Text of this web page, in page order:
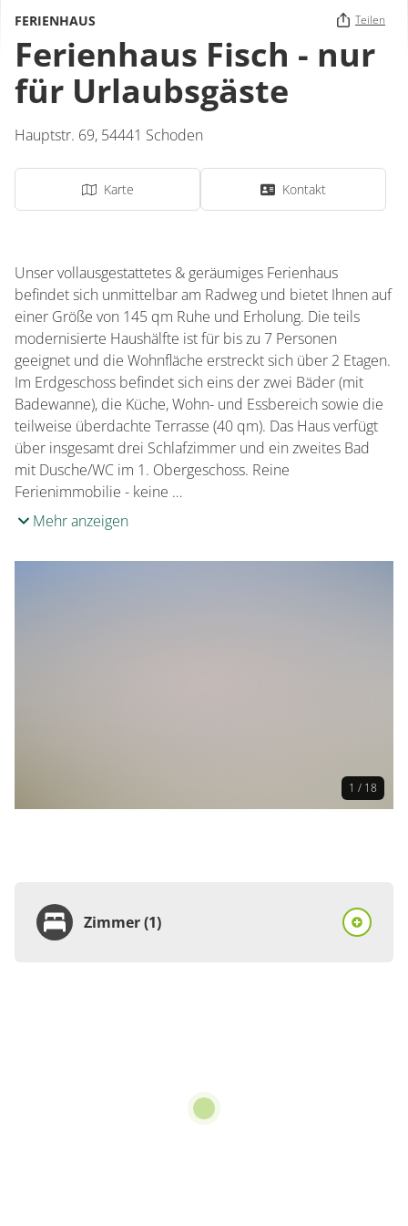
FERIENHAUS Teilen
Ferienhaus Fisch - nur
für Urlaubsgäste
Hauptstr. 69, 54441 Schoden
Karte Kontakt
Unser vollausgestattetes & geräumiges Ferienhaus
befindet sich unmittelbar am Radweg und bietet Ihnen auf
einer Größe von 145 qm Ruhe und Erholung. Die teils
modernisierte Haushälfte ist für bis zu 7 Personen
geeignet und die Wohnfläche erstreckt sich über 2 Etagen.
Im Erdgeschoss befindet sich eins der zwei Bäder (mit
Badewanne), die Küche, Wohn- und Essbereich sowie die
teilweise überdachte Terrasse (40 qm). Das Haus verfügt
über insgesamt drei Schlafzimmer und ein zweites Bad
mit Dusche/WC im 1. Obergeschoss. Reine
Ferienimmobilie - keine …
Mehr anzeigen
1 / 18
Zimmer (1)
pro Einheit/Nacht